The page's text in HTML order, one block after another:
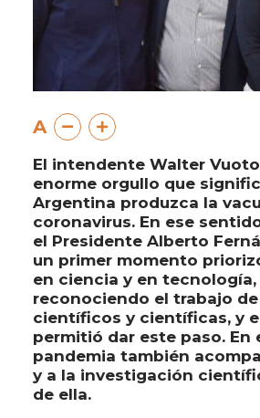
A
El intendente Walter
enorme orgullo que
Argentina produzca la
coronavirus. En ese
el Presidente Alberto
un primer momento
en ciencia y en tecnología,
reconociendo el trabajo
científicos y científicas, y
permitió dar este paso. En
pandemia también
y a la investigación
de ella.